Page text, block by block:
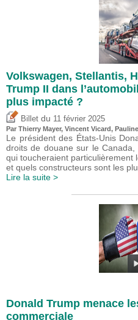
Volkswagen, Stellantis,
Trump II dans
plus impacté ?
Billet du 11 février 2025
Par Thierry Mayer, Vincent Vicard,
Le président des États-Unis
droits de douane sur le
qui toucheraient particulièrement
et quels constructeurs sont les
Lire la suite >
Donald Trump menace
commerciale